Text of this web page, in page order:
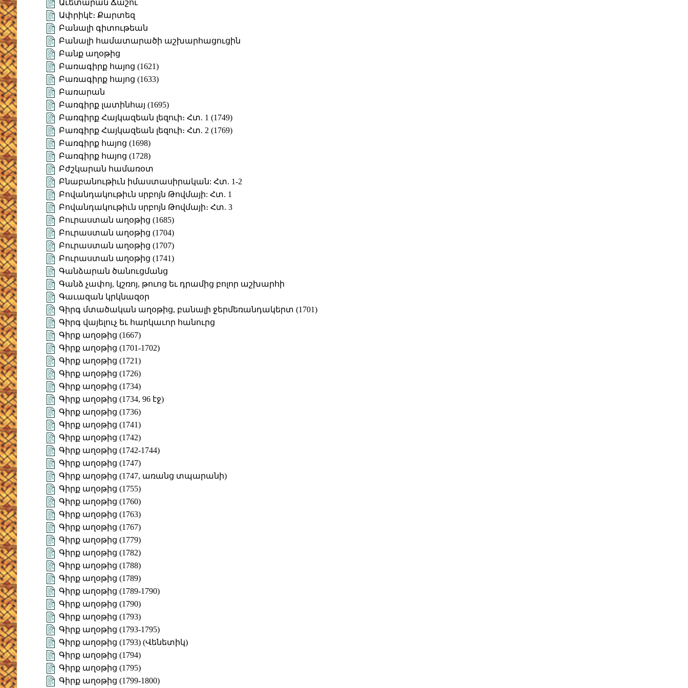
Աւետարան Ճաշու
Ափրիկէ։ Քարտեզ
Բանալի գիտութեան
Բանալի համատարածի աշխարհացուցին
Բանք աղօթից
Բառագիրք հայոց (1621)
Բառագիրք հայոց (1633)
Բառարան
Բառգիրք լատինհայ (1695)
Բառգիրք Հայկազեան լեզուի։ Հտ. 1 (1749)
Բառգիրք Հայկազեան լեզուի։ Հտ. 2 (1769)
Բառգիրք հայոց (1698)
Բառգիրք հայոց (1728)
Բժշկարան համառօտ
Բնաբանութիւն իմաստասիրական: Հտ. 1-2
Բովանդակութիւն սրբոյն Թովմայի: Հտ. 1
Բովանդակութիւն սրբոյն Թովմայի։ Հտ. 3
Բուրաստան աղօթից (1685)
Բուրաստան աղօթից (1704)
Բուրաստան աղօթից (1707)
Բուրաստան աղօթից (1741)
Գանձարան ծանուցմանց
Գանձ չափոյ, կշռոյ, թուոց եւ դրամից բոլոր աշխարհի
Գաւազան կրկնազօր
Գիրգ մտածական աղօթից, բանալի ջերմեռանդակերտ (1701)
Գիրգ վայելուչ եւ հարկաւոր հանուրց
Գիրք աղօթից (1667)
Գիրք աղօթից (1701-1702)
Գիրք աղօթից (1721)
Գիրք աղօթից (1726)
Գիրք աղօթից (1734)
Գիրք աղօթից (1734, 96 էջ)
Գիրք աղօթից (1736)
Գիրք աղօթից (1741)
Գիրք աղօթից (1742)
Գիրք աղօթից (1742-1744)
Գիրք աղօթից (1747)
Գիրք աղօթից (1747, առանց տպարանի)
Գիրք աղօթից (1755)
Գիրք աղօթից (1760)
Գիրք աղօթից (1763)
Գիրք աղօթից (1767)
Գիրք աղօթից (1779)
Գիրք աղօթից (1782)
Գիրք աղօթից (1788)
Գիրք աղօթից (1789)
Գիրք աղօթից (1789-1790)
Գիրք աղօթից (1790)
Գիրք աղօթից (1793)
Գիրք աղօթից (1793-1795)
Գիրք աղօթից (1793) (Վենետիկ)
Գիրք աղօթից (1794)
Գիրք աղօթից (1795)
Գիրք աղօթից (1799-1800)